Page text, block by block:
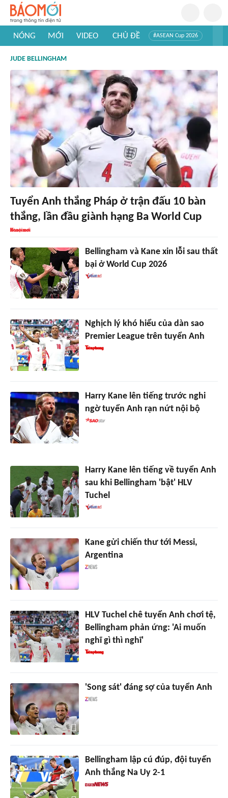
NÓNG MỚI VIDEO CHỦ ĐỀ #ASEAN Cup 2026
#Khám phá thế giới
JUDE BELLINGHAM
Tuyển Anh thắng Pháp ở trận đấu 10 bàn
thắng, lần đầu giành hạng Ba World Cup
Bellingham và Kane xin lỗi sau thất
bại ở World Cup 2026
Nghịch lý khó hiểu của dàn sao
Premier League trên tuyển Anh
Harry Kane lên tiếng trước nghi
ngờ tuyển Anh rạn nứt nội bộ
Harry Kane lên tiếng về tuyển Anh
sau khi Bellingham 'bật' HLV
Tuchel
Kane gửi chiến thư tới Messi,
Argentina
HLV Tuchel chê tuyển Anh chơi tệ,
Bellingham phản ứng: 'Ai muốn
nghĩ gì thì nghĩ'
'Song sát' đáng sợ của tuyển Anh
Bellingham lập cú đúp, đội tuyển
Anh thắng Na Uy 2-1